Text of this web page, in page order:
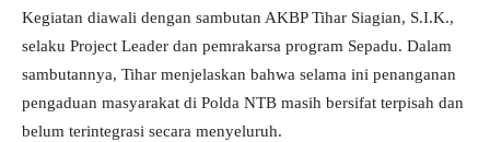
Kegiatan diawali dengan sambutan AKBP Tihar Siagian, S.I.K.,
selaku Project Leader dan pemrakarsa program Sepadu. Dalam
sambutannya, Tihar menjelaskan bahwa selama ini penanganan
pengaduan masyarakat di Polda NTB masih bersifat terpisah dan
belum terintegrasi secara menyeluruh.